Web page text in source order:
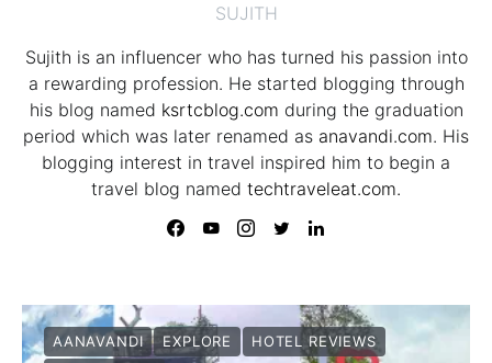
SUJITH
Sujith is an influencer who has turned his passion into
a rewarding profession. He started blogging through
his blog named ksrtcblog.com during the graduation
period which was later renamed as anavandi.com. His
blogging interest in travel inspired him to begin a
travel blog named techtraveleat.com.
AANAVANDI EXPLORE
HOTEL REVIEWS